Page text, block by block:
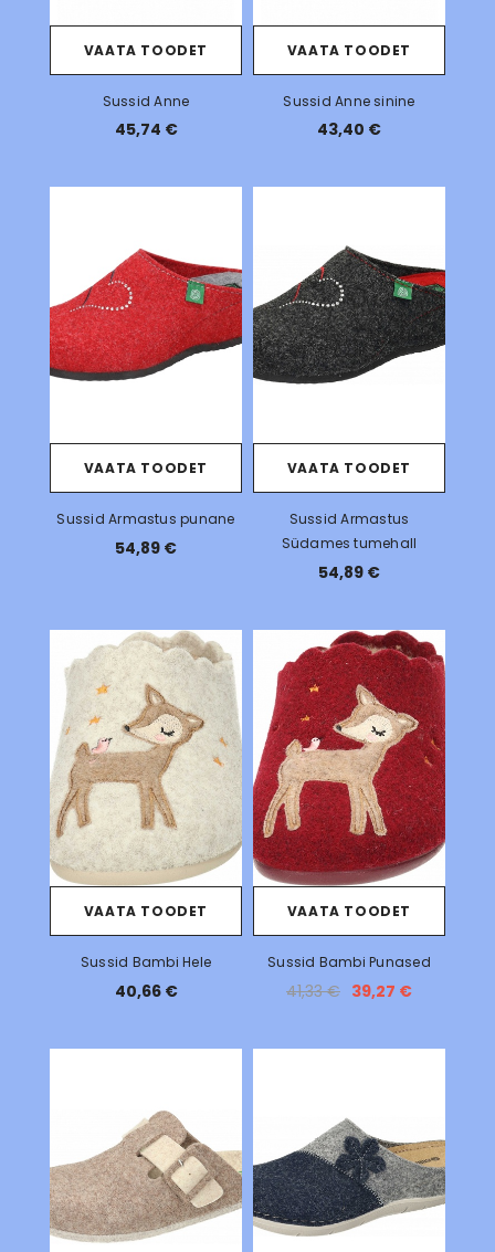
VAATA TOODET
Sussid Anne
45,74 €
VAATA TOODET
Sussid Anne sinine
43,40 €
VAATA TOODET
Sussid Armastus punane
54,89 €
VAATA TOODET
Sussid Armastus
Südames tumehall
54,89 €
VAATA TOODET
Sussid Bambi Hele
40,66 €
VAATA TOODET
Sussid Bambi Punased
41,33 € 39,27 €